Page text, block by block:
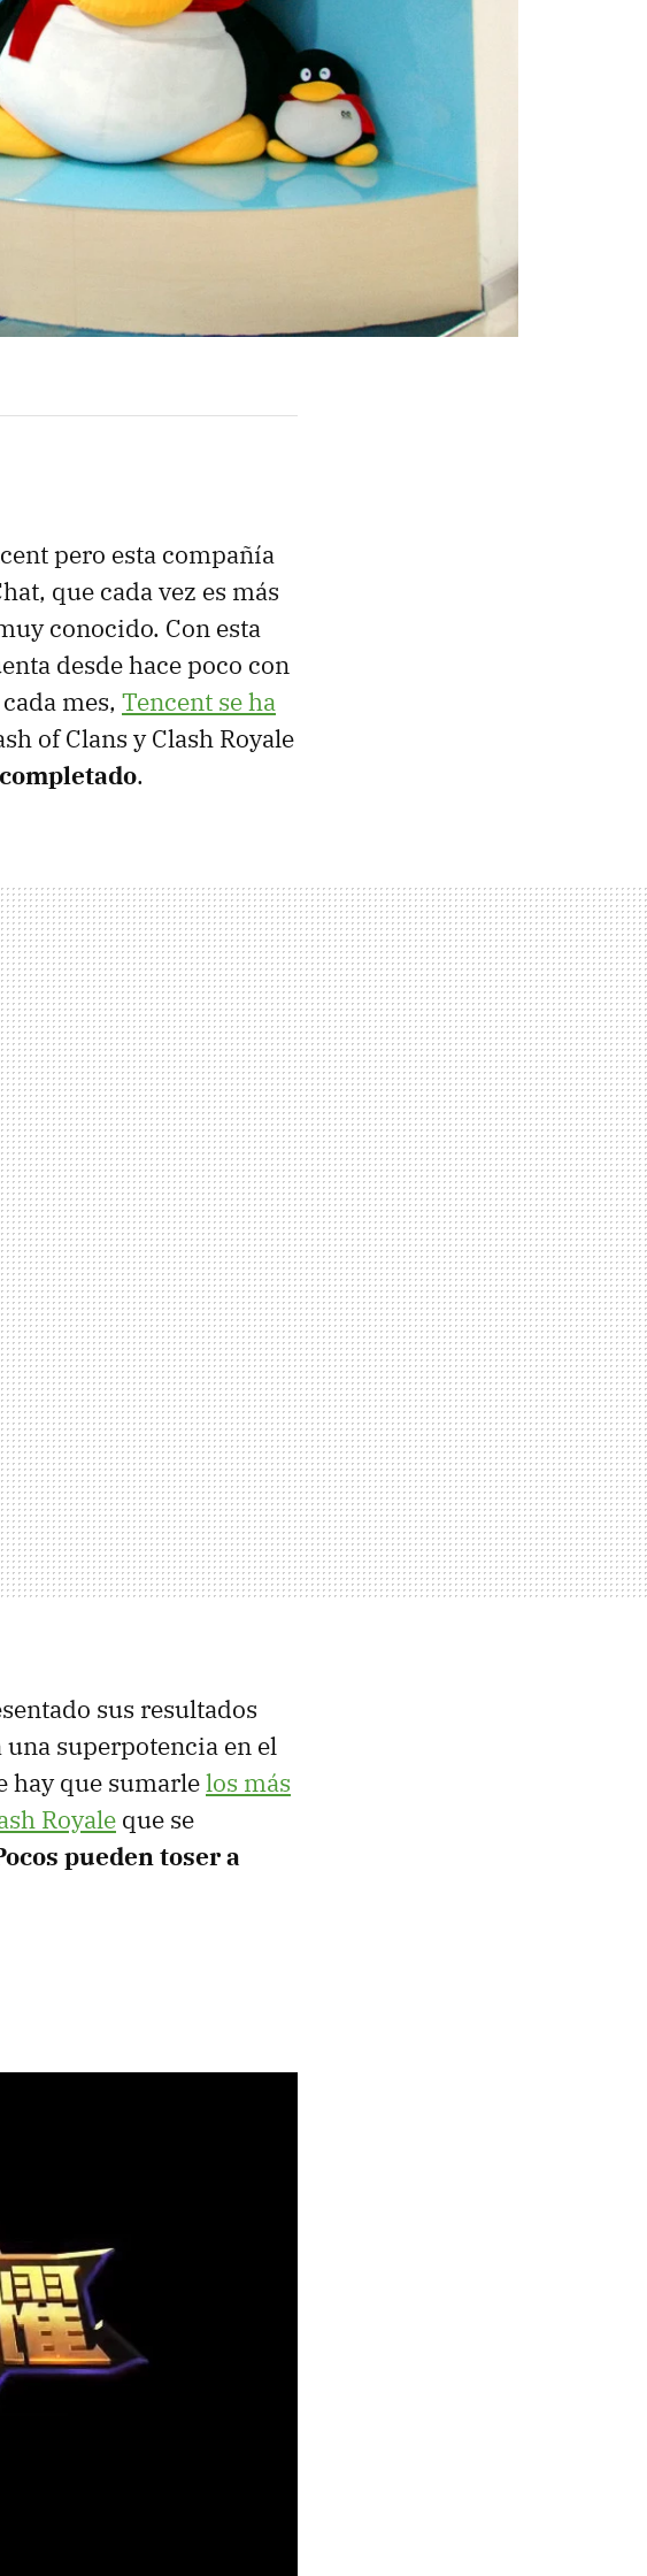
pero esta compañía
que cada vez es más
conocido. Con esta
desde hace poco con
mes, Tencent se ha
of Clans y Clash Royale
.
sus resultados
superpotencia en el
hay que sumarlelos más
Royale que se
pueden toser a